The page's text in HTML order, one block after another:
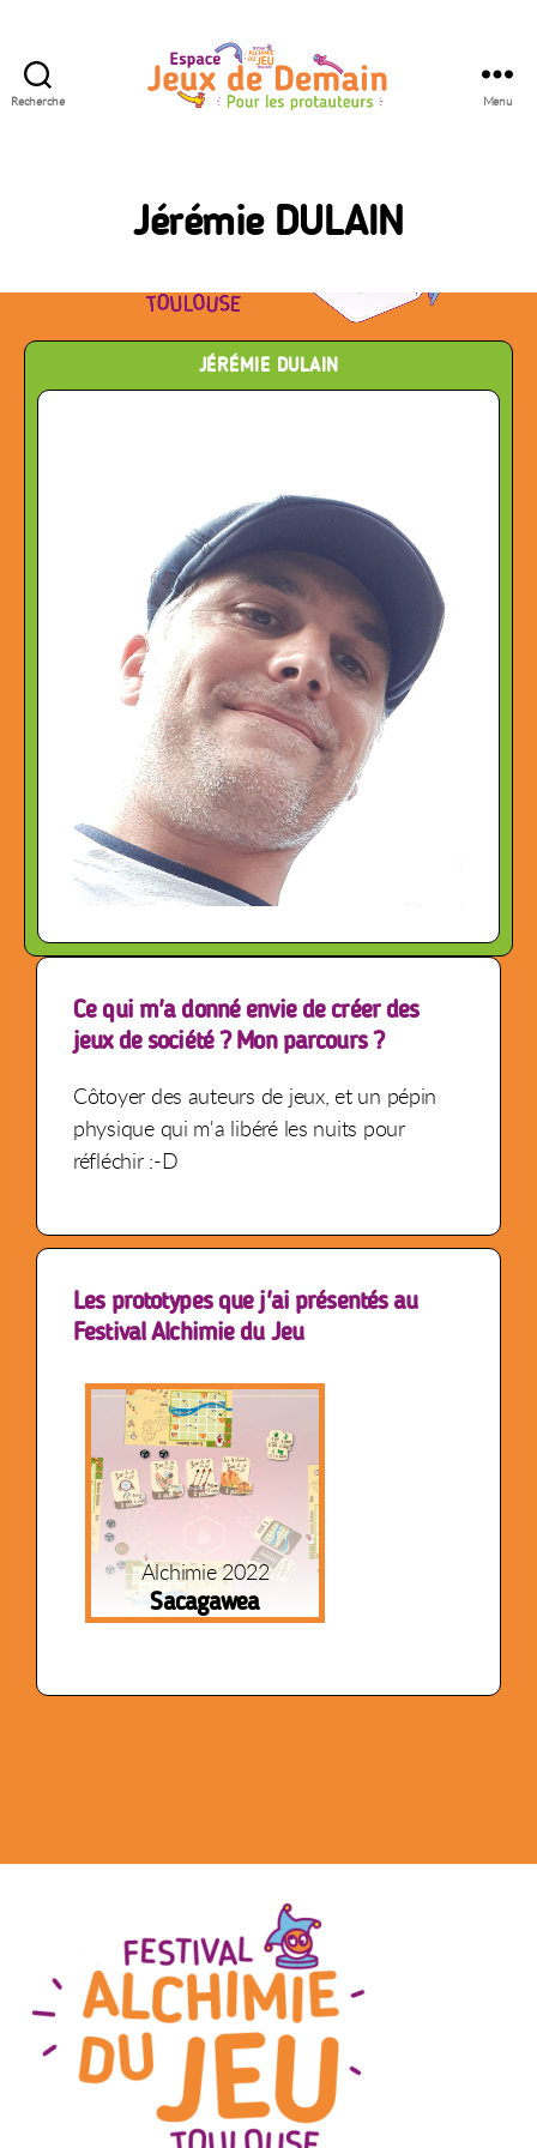
Recherche
Demain
Menu
Jérémie DULAIN
JÉRÉMIE DULAIN
Ce qui m'a donné envie de créer des
jeux de société ? Mon parcours ?
Côtoyer des auteurs de jeux, et un pépin
physique qui m'a libéré les nuits pour
réfléchir :-D
Les prototypes que j'ai présentés au
Festival Alchimie du Jeu
Alchimie 2022
Sacagawea